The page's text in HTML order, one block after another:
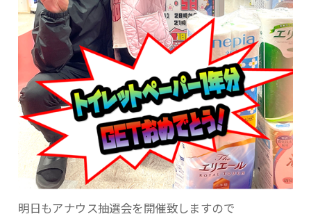
明日もアナウス抽選会を開催致しますので